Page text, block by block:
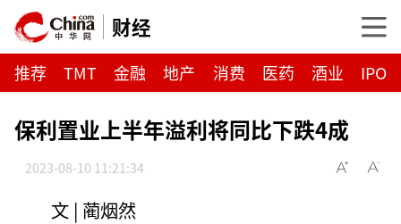
财经
推荐 TMT 金融 地产 消费 医药 酒业 IPO
保利置业上半年溢利将同比下跌4成
2023-08-10 11:21:34
文 | 蔺烟然